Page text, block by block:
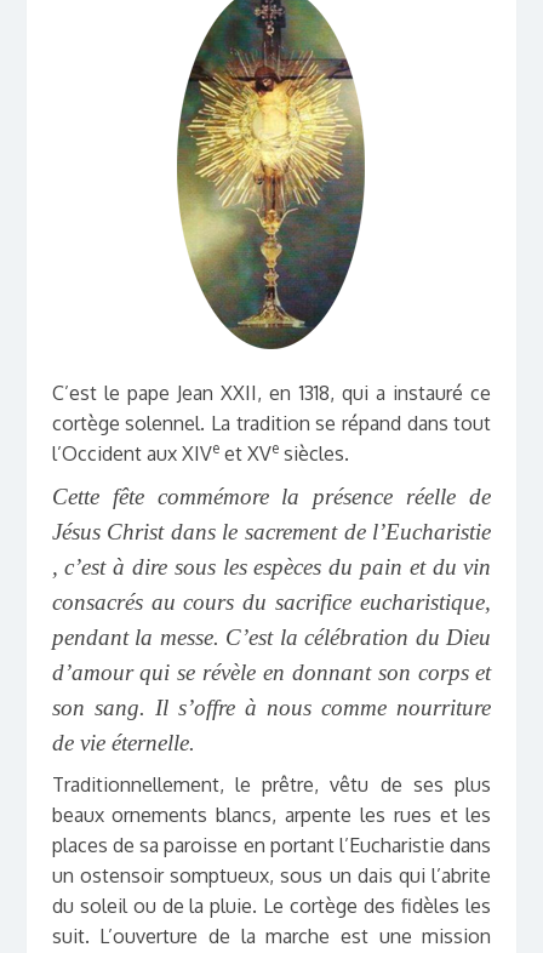
C’est le pape Jean XXII, en 1318, qui a instauré ce
cortège solennel. La tradition se répand dans tout
l’Occident aux XIVeet XVesiècles.
Cette fête commémore la présence réelle de
Jésus Christ dans le sacrement de l’Eucharistie
, c’est à dire sous les espèces du pain et du vin
consacrés au cours du sacrifice eucharistique,
pendant la messe. C’est la célébration du Dieu
d’amour qui se révèle en donnant son corps et
son sang. Il s’offre à nous comme nourriture
de vie éternelle.
Traditionnellement, le prêtre, vêtu de ses plus
beaux ornements blancs, arpente les rues et les
places de sa paroisse en portant l’Eucharistie dans
un ostensoir somptueux, sous un dais qui l’abrite
du soleil ou de la pluie. Le cortège des fidèles les
suit. L’ouverture de la marche est une mission